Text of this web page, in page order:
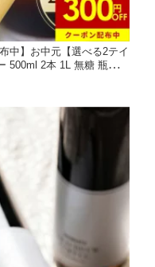
中】お中元【選べる2テイ
500ml 2本 1L 無糖 瓶詰
グ 珈琲 ギフト コーヒー